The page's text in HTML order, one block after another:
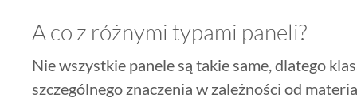
A co z różnymi typami paneli?
Nie wszystkie panele są takie same, dlatego
szczególnego znaczenia w zależności od